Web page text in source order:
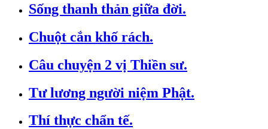
Sống thanh thản giữa đời.
Chuột cắn khố rách.
Câu chuyện 2 vị Thiền sư.
Tư lương người niệm Phật.
Thí thực chẩn tế.